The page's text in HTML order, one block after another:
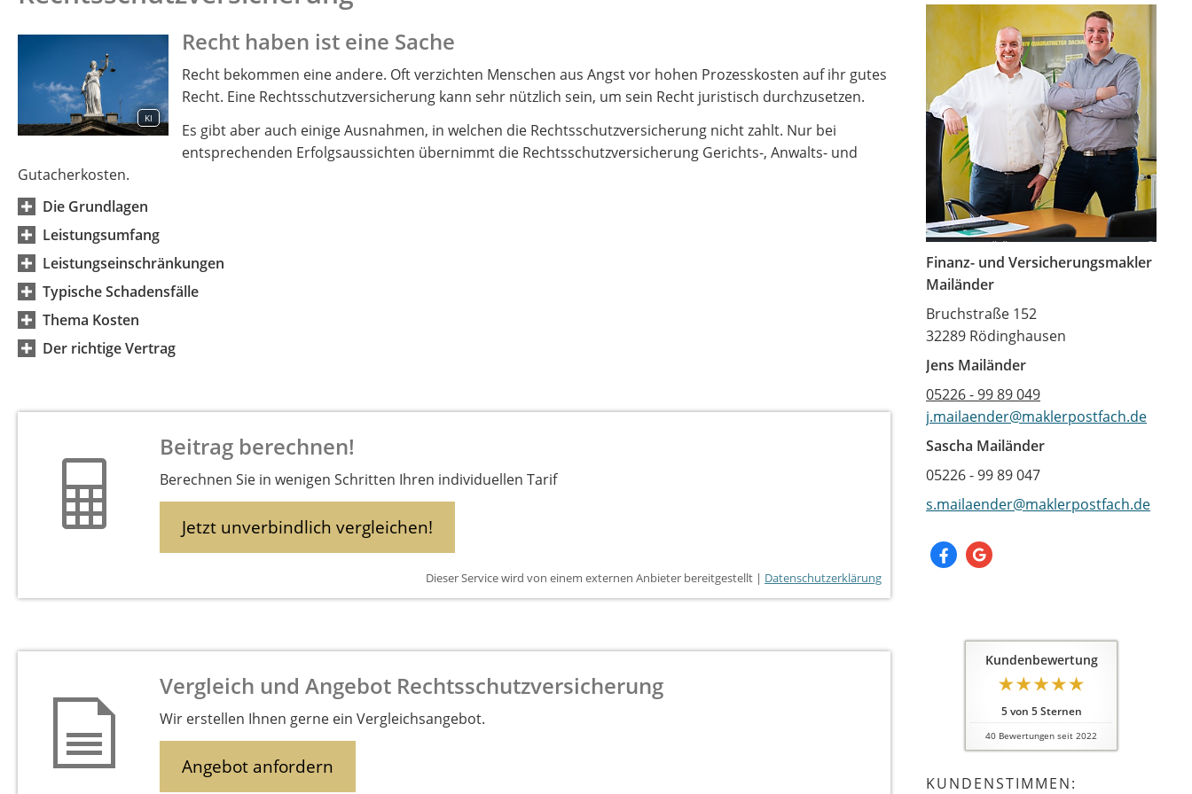
Finanz- und Versicherungsmakler
Mailänder
Bruchstraße 152
32289 Rödinghausen
Jens Mailänder
05226 - 99 89 049
j.mailaender@maklerpostfach.de
Sascha Mailänder
05226 - 99 89 047
s.mailaender@maklerpostfach.de
Kundenbewertung
5von 5Sternen
40 Bewertungen seit 2022
KUNDENSTIMMEN:
KI
Recht haben ist eine Sache
Recht bekommen eine andere. Oft verzichten Menschen aus Angst vor hohen Prozesskosten auf ihr gutes
Recht. Eine Rechtsschutzversicherung kann sehr nützlich sein, um sein Recht juristisch durchzusetzen.
Es gibt aber auch einige Ausnahmen, in welchen die Rechtsschutzversicherung nicht zahlt. Nur bei
entsprechenden Erfolgsaussichten übernimmt die Rechtsschutzversicherung Gerichts-, Anwalts- und
Gutacherkosten.
Die Grundlagen
Leistungsumfang
Leistungseinschränkungen
Typische Schadensfälle
Thema Kosten
Der richtige Vertrag
Beitrag berechnen!
Berechnen Sie in wenigen Schritten Ihren individuellen Tarif
Jetzt unverbindlich vergleichen!
Dieser Service wird von einem externen Anbieter bereitgestellt | Datenschutzerklärung
Vergleich und Angebot Rechtsschutzversicherung
Wir erstellen Ihnen gerne ein Vergleichsangebot.
Angebot anfordern